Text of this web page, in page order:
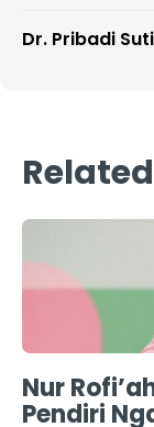
Dr. Pribadi
Nur
Pendiri